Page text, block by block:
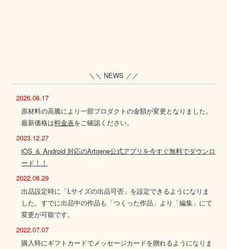
＼＼ NEWS ／／
2026.06.17
原材料の高騰により一部プロダクトの金額が変更となりました。
最新価格は料金表をご確認ください。
2023.12.27
iOS ＆ Android 対応のArtgene公式アプリを今すぐ無料でダウンロ
ード！！
2022.08.29
出品設定時に「Lサイズの出品可否」を設定できるようになりま
した。すでに出品中の作品も「つくった作品」より「編集」にて
変更が可能です。
2022.07.07
購入時にギフトカードでメッセージカードを贈れるようになりま